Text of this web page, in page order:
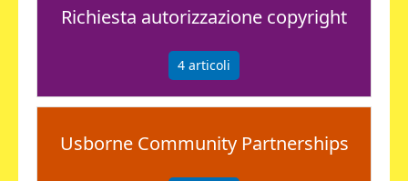
Richiesta autorizzazione copyright
4 articoli
Usborne Community Partnerships